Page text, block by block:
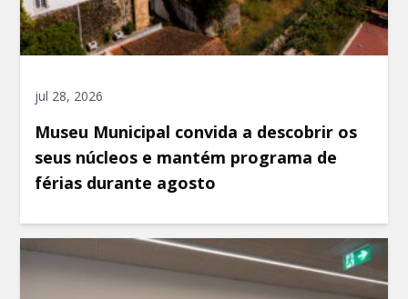
jul 28, 2026
Museu Municipal convida a descobrir os
seus núcleos e mantém programa de
férias durante agosto